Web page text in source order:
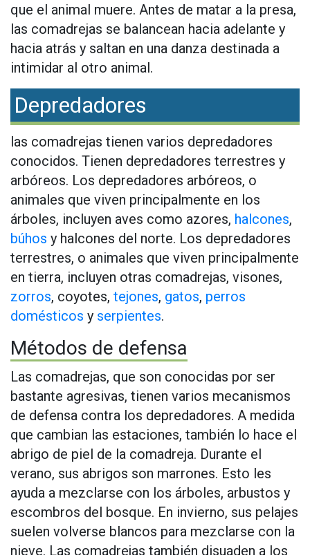
que el animal muere. Antes de matar a la presa,
las comadrejas se balancean hacia adelante y
hacia atrás y saltan en una danza destinada a
intimidar al otro animal.
Depredadores
las comadrejas tienen varios depredadores
conocidos. Tienen depredadores terrestres y
arbóreos. Los depredadores arbóreos, o
animales que viven principalmente en los
árboles, incluyen aves como azores, halcones,
búhos y halcones del norte. Los depredadores
terrestres, o animales que viven principalmente
en tierra, incluyen otras comadrejas, visones,
zorros, coyotes, tejones, gatos, perros
domésticos y serpientes.
Métodos de defensa
Las comadrejas, que son conocidas por ser
bastante agresivas, tienen varios mecanismos
de defensa contra los depredadores. A medida
que cambian las estaciones, también lo hace el
abrigo de piel de la comadreja. Durante el
verano, sus abrigos son marrones. Esto les
ayuda a mezclarse con los árboles, arbustos y
escombros del bosque. En invierno, sus pelajes
suelen volverse blancos para mezclarse con la
nieve. Las comadrejas también disuaden a los